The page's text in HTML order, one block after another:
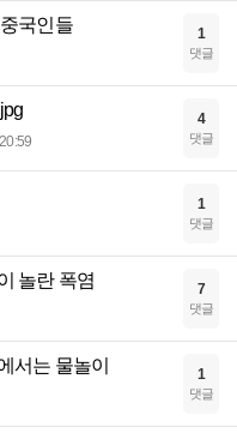
국인들 1
댓글
20:59
4
댓글
1
댓글
놀란 폭염 7
댓글
서는 물놀이 1
댓글